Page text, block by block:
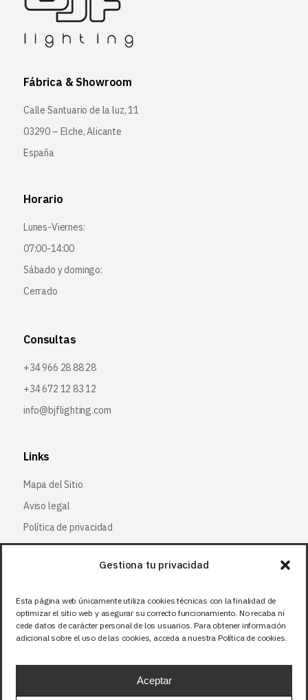
Gestiona tu privacidad
Esta página web únicamente utiliza cookies técnicas con la finalidad de
optimizar el sitio web y asegurar su correcto funcionamiento. No recaba ni
cede datos de carácter personal de los usuarios. Para obtener información
adicional sobre el uso de las cookies, acceda a nuestra Política de cookies.
Aceptar
Fábrica & Showroom
Calle Santuario de la luz, 11
03290 – Elche, Alicante
España
Horario
Lunes-Viernes:
07:00-14:00
Sábado y domingo:
Cerrado
Consultas
+34 966 28 88 28
+34 672 12 83 12
info@bjflighting.com
Links
Mapa del Sitio
Aviso legal
Política de privacidad
Política de cookies
Síguenos
Facebook
X (Twitter)
Instagram